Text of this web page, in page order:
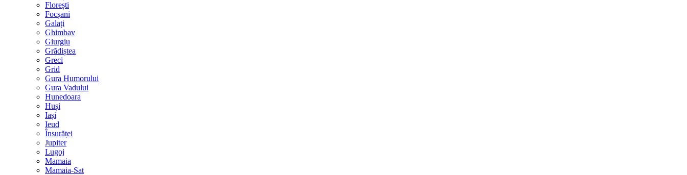
Florești
Focșani
Galați
Ghimbav
Giurgiu
Grădiștea
Greci
Grid
Gura Humorului
Gura Vadului
Hunedoara
Huși
Iași
Ieud
Însurăței
Jupiter
Lugoj
Mamaia
Mamaia-Sat